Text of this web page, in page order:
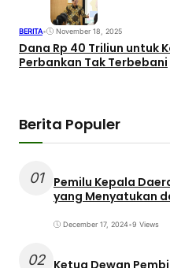
BERITA• November 18, 2025
Dana Rp 40 Triliun untuk
Perbankan Tak Terbebani
Berita Populer
01
Pemilu Kepala
yang Menyatukan
December 17, 2024•9 Views
02 Ketua Dewan